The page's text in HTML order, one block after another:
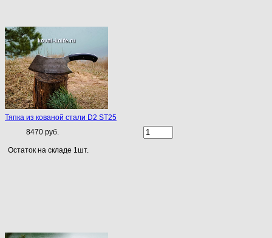
Тяпка из кованой стали D2 ST25
8470 руб.
Остаток на складе 1шт.